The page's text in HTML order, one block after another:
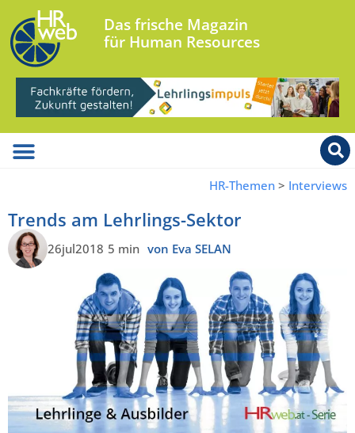
Das frische Magazin
für Human Resources
HR-Themen > Interviews
Trends am Lehrlings-Sektor
26jul2018 5 min von Eva SELAN